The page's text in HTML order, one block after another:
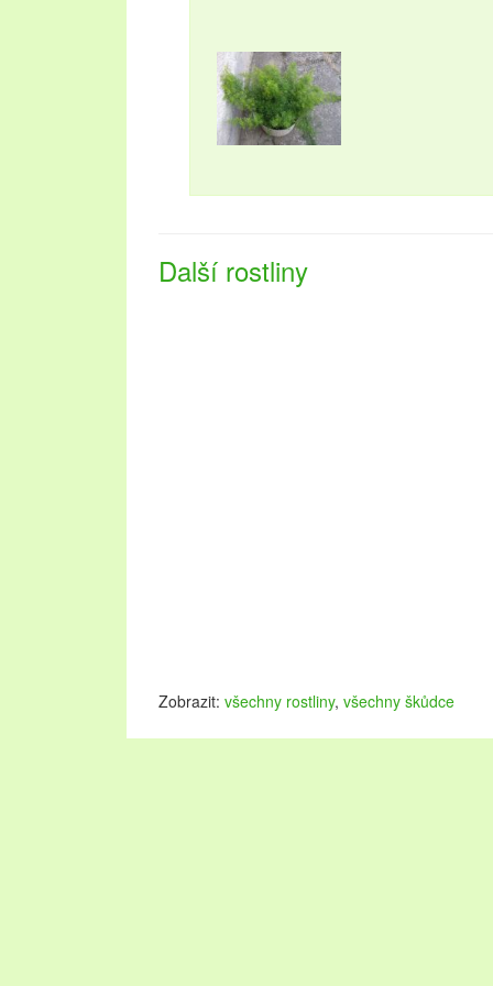
Další rostliny
Zobrazit: všechny rostliny, všechny škůdce